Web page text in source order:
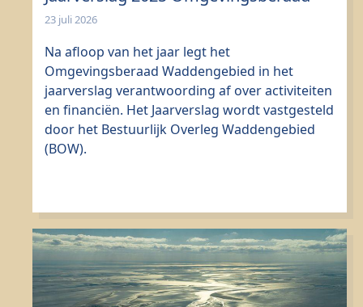
23 juli 2026
Na afloop van het jaar legt het
Omgevingsberaad Waddengebied in het
jaarverslag verantwoording af over activiteiten
en financiën. Het Jaarverslag wordt vastgesteld
door het Bestuurlijk Overleg Waddengebied
(BOW).